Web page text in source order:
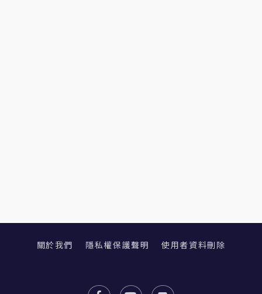
關於我們 隱私權保護聲明 使用者資料刪除